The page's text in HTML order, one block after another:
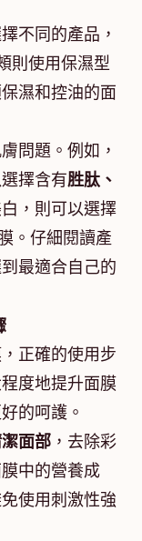
不同的產品，
則使用保濕型
保濕和控油的面
問題。例如，
擇含有胜肽、
，則可以選擇
。仔細閱讀產
最適合自己的
正確的使用步
度地提升面膜
的呵護。
面部 ，去除彩
中的營養成
使用刺激性強